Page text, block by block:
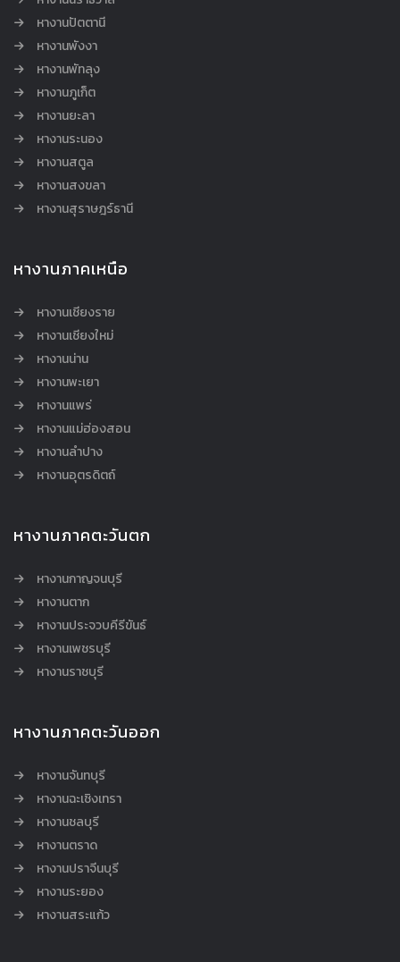
หางานปัตตานี
หางานพังงา
หางานพัทลุง
หางานภูเก็ต
หางานยะลา
หางานระนอง
หางานสตูล
หางานสงขลา
หางานสุราษฎร์ธานี
หางานภาคเหนือ
หางานเชียงราย
หางานเชียงใหม่
หางานน่าน
หางานพะเยา
หางานแพร่
หางานแม่ฮ่องสอน
หางานลำปาง
หางานอุตรดิตถ์
หางานภาคตะวันตก
หางานกาญจนบุรี
หางานตาก
หางานประจวบคีรีขันธ์
หางานเพชรบุรี
หางานราชบุรี
หางานภาคตะวันออก
หางานจันทบุรี
หางานฉะเชิงเทรา
หางานชลบุรี
หางานตราด
หางานปราจีนบุรี
หางานระยอง
หางานสระแก้ว